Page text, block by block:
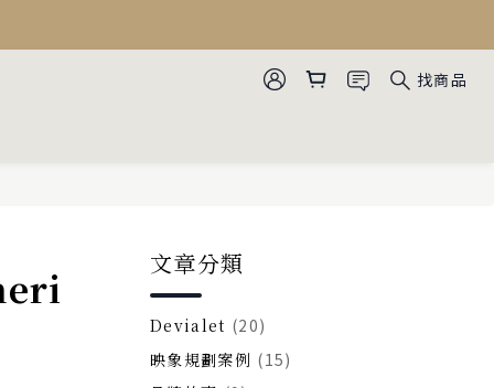
找商品
文章分類
Devialet (20)
映象規劃案例 (15)